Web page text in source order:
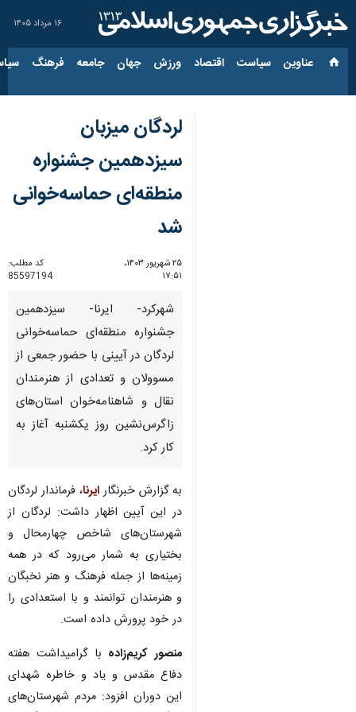
۱۶ مرداد ۱۴۰۵
عناوین‌ سیاست اقتصاد ورزش جهان جامعه فرهنگ
لردگان میزبان
سیزدهمین جشنواره
منطقه‌ای حماسه‌خوانی
شد
۲۵ شهریور ۱۴۰۳،
۱۷:۵۱
کد مطلب:
85597194
شهرکرد- ایرنا- سیزدهمین
جشنواره منطقه‌ای حماسه‌خوانی
لردگان در آیینی با حضور جمعی از
مسوولان و تعدادی از هنرمندان
نقال و شاهنامه‌خوان استان‌های
زاگرس‌نشین روز یکشنبه آغاز به
کار کرد.
به گزارش خبرنگارایرنا، فرماندار لردگان
در این آیین اظهار داشت: لردگان از
شهرستان‌های شاخص چهارمحال و
بختیاری به شمار می‌رود که در همه
زمینه‌ها از جمله فرهنگ و هنر نخبگان
و هنرمندان توانمند و با استعدادی را
در خود پرورش داده است.
منصور کریم‌زاده با گرامیداشت هفته
دفاع مقدس و یاد و خاطره شهدای
این دوران افزود: مردم شهرستان‌های